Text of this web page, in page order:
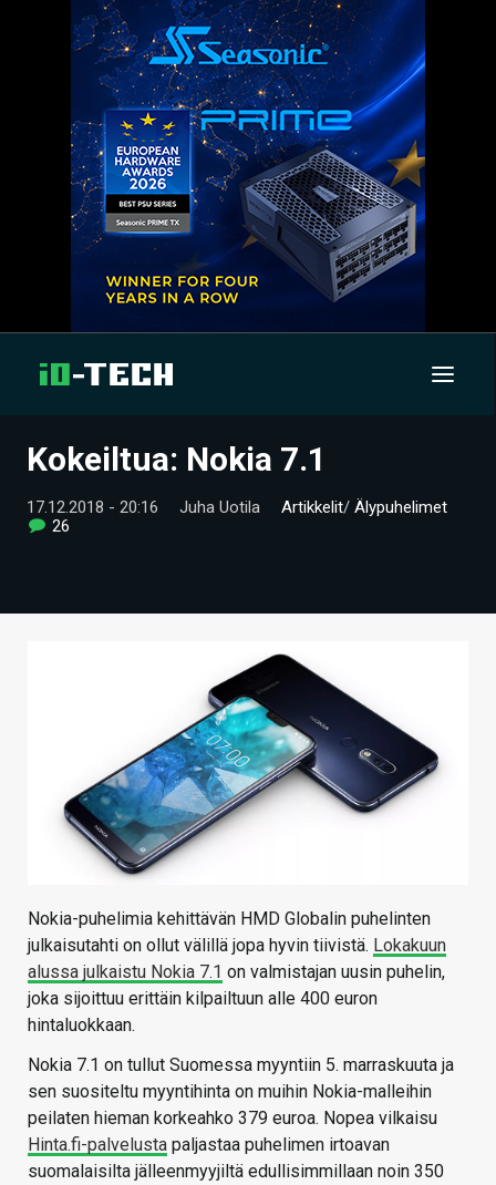
UUTISET
ARTIKKELIT
TECHBBS
VAIHDA TEEMA
HAKU
Kokeiltua: Nokia 7.1
17.12.2018 - 20:16 Juha Uotila Artikkelit/ Älypuhelimet
26
Nokia-puhelimia kehittävän HMD Globalin puhelinten
julkaisutahti on ollut välillä jopa hyvin tiivistä. Lokakuun
alussa julkaistu Nokia 7.1 on valmistajan uusin puhelin,
joka sijoittuu erittäin kilpailtuun alle 400 euron
hintaluokkaan.
Nokia 7.1 on tullut Suomessa myyntiin 5. marraskuuta ja
sen suositeltu myyntihinta on muihin Nokia-malleihin
peilaten hieman korkeahko 379 euroa. Nopea vilkaisu
Hinta.fi-palvelusta paljastaa puhelimen irtoavan
suomalaisilta jälleenmyyjiltä edullisimmillaan noin 350